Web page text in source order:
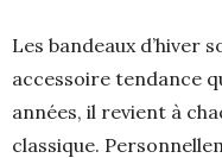
Les bandeaux d’hiver
accessoire tendance
années, il revient à
classique.